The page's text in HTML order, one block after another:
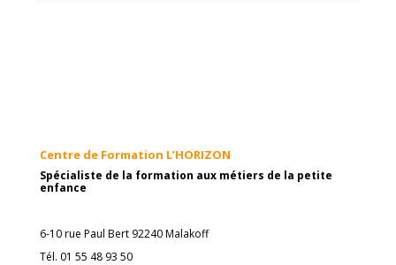
Centre de Formation L’HORIZON
Spécialiste de la formation aux métiers de la petite
enfance
6-10 rue Paul Bert 92240 Malakoff
Tél. 01 55 48 93 50